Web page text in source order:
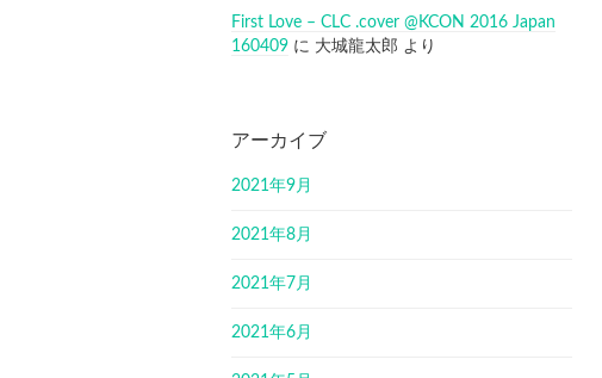
First Love – CLC .cover @KCON 2016 Japan
160409 に 大城龍太郎 より
アーカイブ
2021年9月
2021年8月
2021年7月
2021年6月